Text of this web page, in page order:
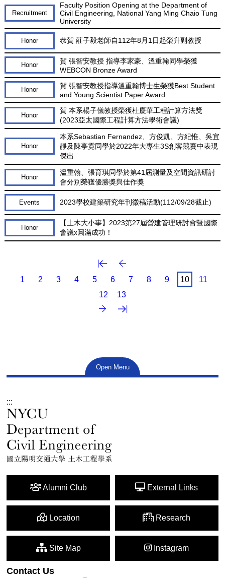
Recruitment
Faculty Position Opening at the Department of
Civil Engineering, National Yang Ming Chaio Tung
University
Honor 恭賀 莊子毅老師自112年8月1日起榮升副教授
Honor
賀 張智安教授 指導李家豪、溫重翰同學榮獲
WEBCON Bronze Award
Honor
賀 張智安教授指導溫重翰博士生榮獲Best Student
and Young Scientist Paper Award
Honor
賀 本系楊子儀教授榮獲杜慶華工程計算方法獎
(2023亞太國際工程計算方法學術會議)
Honor
本系Sebastian Fernandez、方俊凱、方紀惟、吳宜
靜及陳亭霓同學於2022年大專生3S創客競賽中表現
傑出
Honor
溫重翰、張育琪同學於第41屆測量及空間資訊研討
會分別榮獲優勝獎與佳作獎
Events 2023學校建築研究年刊徵稿活動(112/09/28截止)
Honor
【土木大小事】2023第27屆營建管理研討會暨國際
會議x圓滿成功！
第一頁上一頁
1
2 3 4 5 6 7 8 9 10
11
12
13
下一頁最後一頁
Open Menu
:::
Alumni Club External Links
Location Research
Site Map Instagram
Contact Us